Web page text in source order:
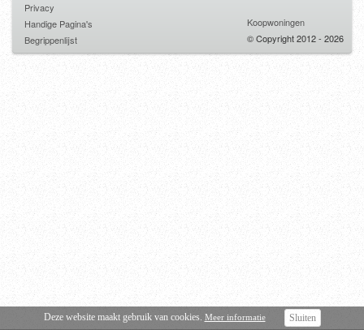
Deze website maakt gebruik van cookies. Meer informatie Sluiten
Privacy
Handige Pagina's
Begrippenlijst
Koopwoningen
© Copyright 2012 - 2026